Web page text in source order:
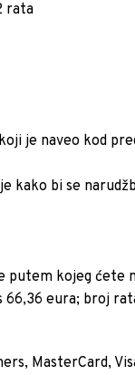
rata
je naveo kod
kako bi se
putem kojeg ćete
eura; broj
MasterCard,